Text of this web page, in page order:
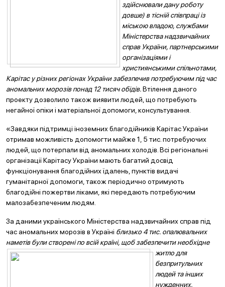
здійснювали дану роботу
довше) в тісній співпраці із
міською владою, службами
Міністерства надзвичайних
справ України, партнерськими
організаціями і
християнськими спільнотами,
Карітас у різних регіонах України забезпечив потребуючим під час
аномальних морозів понад 12 тисяч обідів.Втілення даного
проекту дозволило також виявити людей, що потребують
негайної опіки і матеріальної допомоги, консультування.
«Завдяки підтримці іноземних благодійників Карітас України
отримав можливість допомогти майже 1, 5 тис. потребуючих
людей, що потерпали від аномальних холодів. Всі регіональні
організації Карітасу України мають багатий досвід
функціонування благодійних їдалень, пунктів видачі
гуманітарної допомоги, також періодично отримують
благодійні пожертви ліками, які передають потребуючим
малозабезпеченим людям.
За даними українського Міністерства надзвичайних справ під
час аномальних морозів в Україні близько 4 тис. опалювальних
наметів були створені по всій країні, щоб забезпечити необхідне
житло для
безпритульних
людей та інших
нужденних,